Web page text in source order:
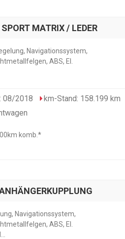
MATRIX / LEDER
Navigationssystem,
ABS, El.
08/2018 km-Stand: 158.199 km
komb.*
Navigationssystem,
ABS, El.